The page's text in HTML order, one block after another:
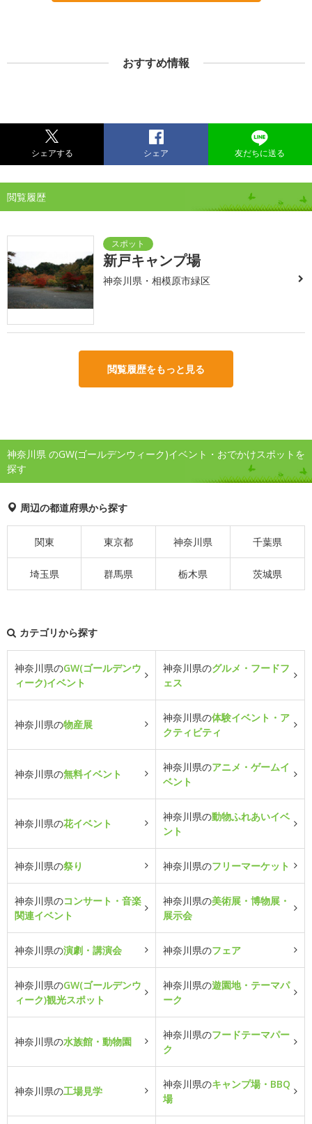
おすすめ情報
シェアする シェア 友だちに送る
閲覧履歴
新戸キャンプ場
神奈川県・相模原市緑区
閲覧履歴をもっと見る
神奈川県 のGW(ゴールデンウィーク)イベント・おでかけスポットを
探す
周辺の都道府県から探す
関東 東京都 神奈川県 千葉県
埼玉県 群馬県 栃木県 茨城県
カテゴリから探す
神奈川県のGW(ゴールデンウ
ィーク)イベント
神奈川県のグルメ・フードフ
ェス
神奈川県の物産展
神奈川県の体験イベント・ア
クティビティ
神奈川県の無料イベント
神奈川県のアニメ・ゲームイ
ベント
神奈川県の花イベント
神奈川県の動物ふれあいイベ
ント
神奈川県の祭り 神奈川県のフリーマーケット
神奈川県のコンサート・音楽
関連イベント
神奈川県の美術展・博物展・
展示会
神奈川県の演劇・講演会 神奈川県のフェア
神奈川県のGW(ゴールデンウ
ィーク)観光スポット
神奈川県の遊園地・テーマパ
ーク
神奈川県の水族館・動物園
神奈川県のフードテーマパー
ク
神奈川県の工場見学
神奈川県のキャンプ場・BBQ
場